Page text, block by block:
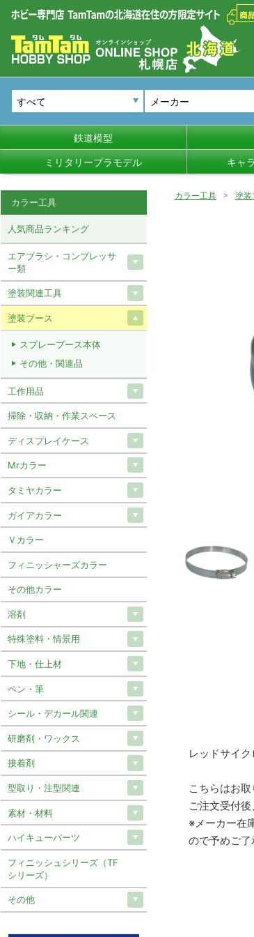
メーカー
鉄道模型
ミリタリープラモデル キャ
カラー工具 塗装
レッドサイ
こちらはお取
ご注文受付後
※メーカー在
ので予めご了
カラー工具
人気商品ランキング
エアブラシ・コンプレッサ
ー類
塗装関連工具
塗装ブース
スプレーブース本体
その他・関連品
工作用品
掃除・収納・作業スペース
ディスプレイケース
Mrカラー
タミヤカラー
ガイアカラー
Ｖカラー
フィニッシャーズカラー
その他カラー
溶剤
特殊塗料・情景用
下地・仕上材
ペン・筆
シール・デカール関連
研磨剤・ワックス
接着剤
型取り・注型関連
素材・材料
ハイキューパーツ
フィニッシュシリーズ（TF
シリーズ）
その他